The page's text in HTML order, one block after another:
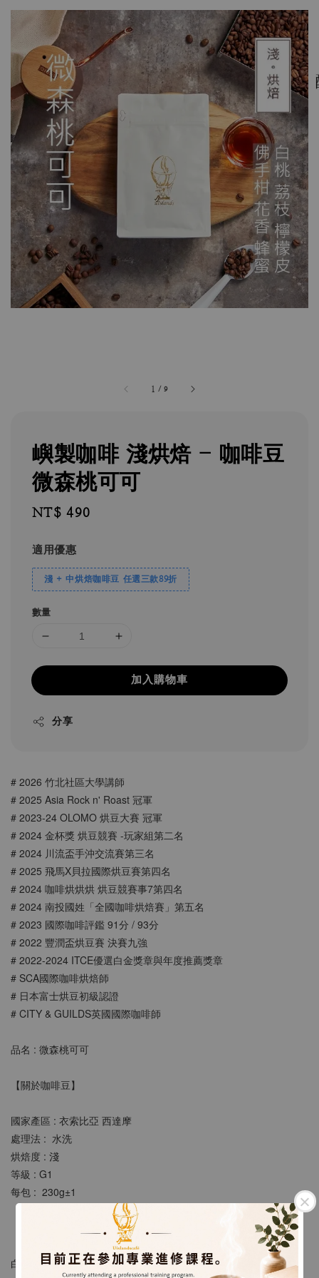
1 /9
嶼製咖啡 淺烘焙 - 咖啡豆
微森桃可可
Regular
NT$ 490
適用優惠
淺 + 中烘焙咖啡豆 任選三款89折
數量
加入購物車
分享
# 2026 竹北社區大學講師
# 2025 Asia Rock n' Roast 冠軍
# 2023-24 OLOMO 烘豆大賽 冠軍
# 2024 金杯獎 烘豆競賽 -玩家組第二名
# 2024 川流盃手沖交流賽第三名
# 2025 飛馬X貝拉國際烘豆賽第四名
# 2024 咖啡烘烘烘 烘豆競賽事7第四名
# 2024 南投國姓「全國咖啡烘焙賽」第五名
# 2023 國際咖啡評鑑 91分 / 93分
# 2022 豐潤盃烘豆賽 決賽九強
# 2022-2024 ITCE優選⽩⾦獎章與年度推薦獎章
# SCA國際咖啡烘焙師
# 日本富士烘豆初級認證
# CITY & GUILDS英國國際咖啡師
品名 : 微森桃可可
【關於咖啡豆】
國家產區 : 衣索比亞 西達摩
處理法 :  水洗
烘焙度 : 淺
等級 : G1
每包 :  230g±1
白桃 荔枝 檸檬皮 佛手柑 花香 蜂蜜